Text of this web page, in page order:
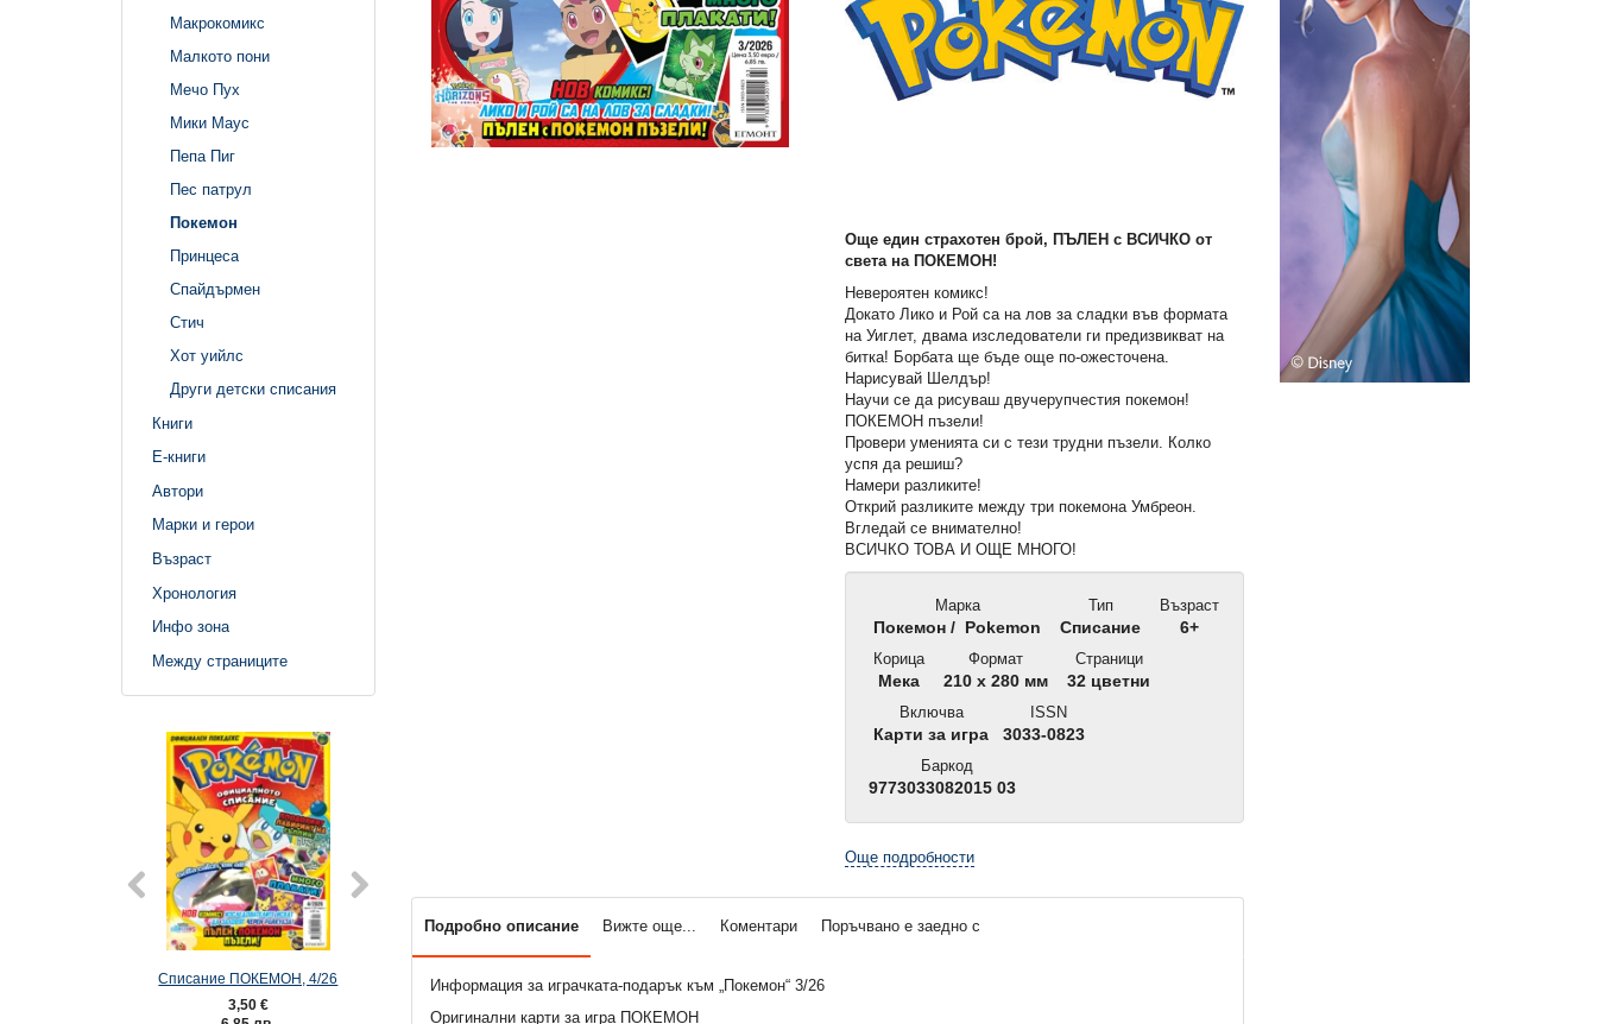
Макрокомикс
Малкото пони
Мечо Пух
Мики Маус
Пепа Пиг
Пес патрул
Покемон
Принцеса
Спайдърмен
Стич
Хот уийлс
Други детски списания
Книги
Е-книги
Автори
Марки и герои
Възраст
Хронология
Инфо зона
Между страниците
Списание ПОКЕМОН, 4/26
3,50 €
Списание ПОКЕМОН, 2/26
Списание ПОКЕМОН, 1/26
Още един страхотен брой, ПЪЛЕН с ВСИЧКО от
света на ПОКЕМОН!
Невероятен комикс!
Докато Лико и Рой са на лов за сладки във формата
на Уиглет, двама изследователи ги предизвикват на
битка! Борбата ще бъде още по-ожесточена.
Нарисувай Шелдър!
Научи се да рисуваш двучерупчестия покемон!
ПОКЕМОН пъзели!
Провери уменията си с тези трудни пъзели. Колко
успя да решиш?
Намери разликите!
Открий разликите между три покемона Умбреон.
Вгледай се внимателно!
ВСИЧКО ТОВА И ОЩЕ МНОГО!
Марка
Покемон / Pokemon
Тип
Списание
Възраст
6+
Корица
Мека
Формат
210 x 280 мм
Страници
32 цветни
Включва
Карти за игра
ISSN
3033-0823
Баркод
9773033082015 03
Още подробности
Подробно описание Вижте още... Коментари Поръчвано е заедно с
Информация за играчката-подарък към „Покемон“ 3/26
Оригинални карти за игра ПОКЕМОН